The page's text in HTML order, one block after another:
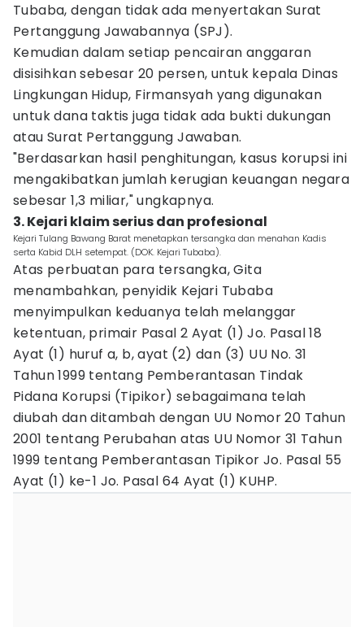
Tubaba, dengan tidak ada menyertakan Surat
Pertanggung Jawabannya (SPJ).
Kemudian dalam setiap pencairan anggaran
disisihkan sebesar 20 persen, untuk kepala Dinas
Lingkungan Hidup, Firmansyah yang digunakan
untuk dana taktis juga tidak ada bukti dukungan
atau Surat Pertanggung Jawaban.
"Berdasarkan hasil penghitungan, kasus korupsi ini
mengakibatkan jumlah kerugian keuangan negara
sebesar 1,3 miliar," ungkapnya.
3. Kejari klaim serius dan profesional
Kejari Tulang Bawang Barat menetapkan tersangka dan menahan Kadis
serta Kabid DLH setempat. (DOK. Kejari Tubaba).
Atas perbuatan para tersangka, Gita
menambahkan, penyidik Kejari Tubaba
menyimpulkan keduanya telah melanggar
ketentuan, primair Pasal 2 Ayat (1) Jo. Pasal 18
Ayat (1) huruf a, b, ayat (2) dan (3) UU No. 31
Tahun 1999 tentang Pemberantasan Tindak
Pidana Korupsi (Tipikor) sebagaimana telah
diubah dan ditambah dengan UU Nomor 20 Tahun
2001 tentang Perubahan atas UU Nomor 31 Tahun
1999 tentang Pemberantasan Tipikor Jo. Pasal 55
Ayat (1) ke-1 Jo. Pasal 64 Ayat (1) KUHP.